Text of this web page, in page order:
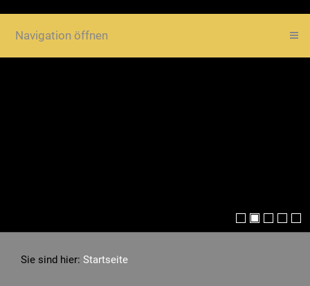
Navigation öffnen
Sie sind hier: Startseite